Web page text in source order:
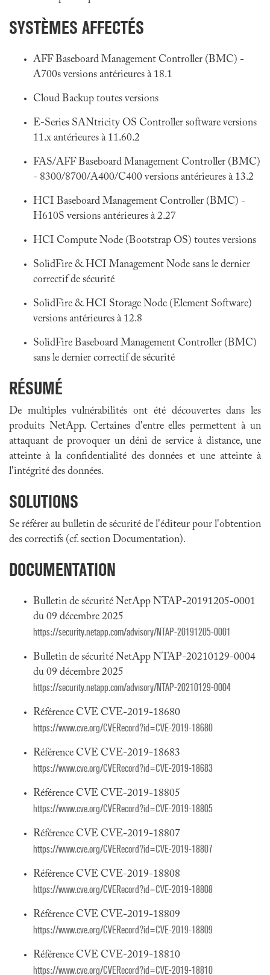
SYSTÈMES AFFECTÉS
AFF Baseboard Management Controller (BMC) -
A700s versions antérieures à 18.1
Cloud Backup toutes versions
E-Series SANtricity OS Controller software versions
11.x antérieures à 11.60.2
FAS/AFF Baseboard Management Controller (BMC)
- 8300/8700/A400/C400 versions antérieures à 13.2
HCI Baseboard Management Controller (BMC) -
H610S versions antérieures à 2.27
HCI Compute Node (Bootstrap OS) toutes versions
SolidFire & HCI Management Node sans le dernier
correctif de sécurité
SolidFire & HCI Storage Node (Element Software)
versions antérieures à 12.8
SolidFire Baseboard Management Controller (BMC)
sans le dernier correctif de sécurité
RÉSUMÉ
De multiples vulnérabilités ont été découvertes dans les
produits NetApp. Certaines d'entre elles permettent à un
attaquant de provoquer un déni de service à distance, une
atteinte à la confidentialité des données et une atteinte à
l'intégrité des données.
SOLUTIONS
Se référer au bulletin de sécurité de l'éditeur pour l'obtention
des correctifs (cf. section Documentation).
DOCUMENTATION
Bulletin de sécurité NetApp NTAP-20191205-0001
du 09 décembre 2025
https://security.netapp.com/advisory/NTAP-20191205-0001
Bulletin de sécurité NetApp NTAP-20210129-0004
du 09 décembre 2025
https://security.netapp.com/advisory/NTAP-20210129-0004
Référence CVE CVE-2019-18680
https://www.cve.org/CVERecord?id=CVE-2019-18680
Référence CVE CVE-2019-18683
https://www.cve.org/CVERecord?id=CVE-2019-18683
Référence CVE CVE-2019-18805
https://www.cve.org/CVERecord?id=CVE-2019-18805
Référence CVE CVE-2019-18807
https://www.cve.org/CVERecord?id=CVE-2019-18807
Référence CVE CVE-2019-18808
https://www.cve.org/CVERecord?id=CVE-2019-18808
Référence CVE CVE-2019-18809
https://www.cve.org/CVERecord?id=CVE-2019-18809
Référence CVE CVE-2019-18810
https://www.cve.org/CVERecord?id=CVE-2019-18810